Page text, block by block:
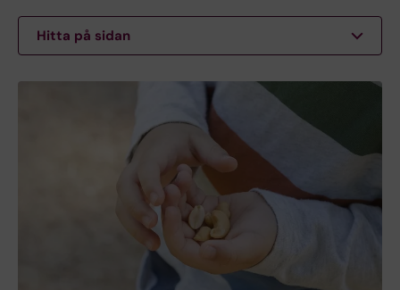
Hitta på sidan